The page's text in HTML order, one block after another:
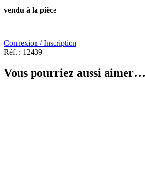
vendu à la pièce
Connexion / Inscription
Réf. : 12439
Vous pourriez aussi aimer…